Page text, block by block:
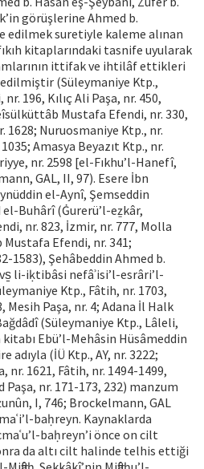
görüşlerine Ahmed b.
edilmek suretiyle kaleme alınan
kitaplarındaki tasnife uyularak
ittifak ve ihtilâf ettikleri
(Süleymaniye Ktp.,
196, Kılıç Ali Paşa, nr. 450,
Mustafa Efendi, nr. 330,
1628; Nuruosmaniye Ktp., nr.
Amasya Beyazıt Ktp., nr.
nr. 2598 [el-Fıkhu’l-Hanefî,
GAL, II, 97). Esere İbn
el-Aynî, Şemseddin
Buhârî (Ġurerü’l-eẕkâr,
nr. 823, İzmir, nr. 777, Molla
Efendi, nr. 341;
1583), Şehâbeddin Ahmed b.
li-iḳtibâsi nefâʾisi’l-esrâri’l-
Ktp., Fâtih, nr. 1703,
Mesih Paşa, nr. 4; Adana İl Halk
(Süleymaniye Ktp., Lâleli,
kitabı Ebü’l-Mehâsin Hüsâmeddin
adıyla (İÜ Ktp., AY, nr. 3222;
nr. 1621, Fâtih, nr. 1494-1499,
Paşa, nr. 171-173, 232) manzum
I, 746; Brockelmann, GAL
baḥreyn. Kaynaklarda
baḥreyn’i önce on cilt
da altı cilt halinde telhis ettiği